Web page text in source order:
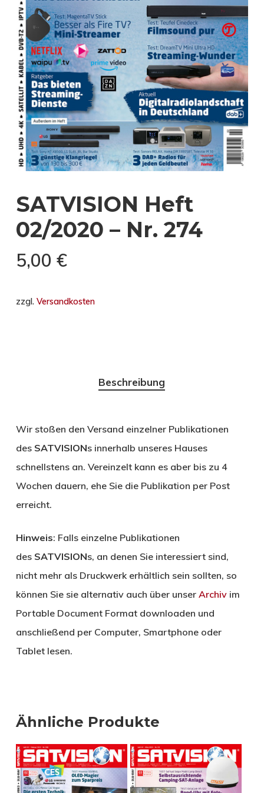
SATVISION Heft
02/2020 – Nr. 274
5,00 €
zzgl. Versandkosten
Beschreibung
Wir stoßen den Versand einzelner Publikationen
des SATVISIONs innerhalb unseres Hauses
schnellstens an. Vereinzelt kann es aber bis zu 4
Wochen dauern, ehe Sie die Publikation per Post
erreicht.
Hinweis: Falls einzelne Publikationen
des SATVISIONs, an denen Sie interessiert sind,
nicht mehr als Druckwerk erhältlich sein sollten, so
können Sie sie alternativ auch über unser Archivim
Portable Document Format downloaden und
anschließend per Computer, Smartphone oder
Tablet lesen.
Ähnliche Produkte